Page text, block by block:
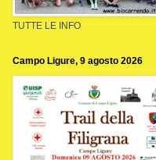
TUTTE LE INFO
Campo Ligure, 9 agosto 2026